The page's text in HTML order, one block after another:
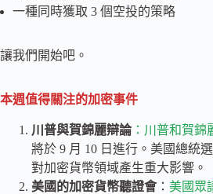
一種同時獲取 3 個空投的策略
讓我們開始吧。
本週值得關注的加密事件
川普與賀錦麗辯論：川普和賀錦
將於 9 月 10 日進行。美國總統
對加密貨幣領域產生重大影響。
美國的加密貨幣聽證會： 美國眾